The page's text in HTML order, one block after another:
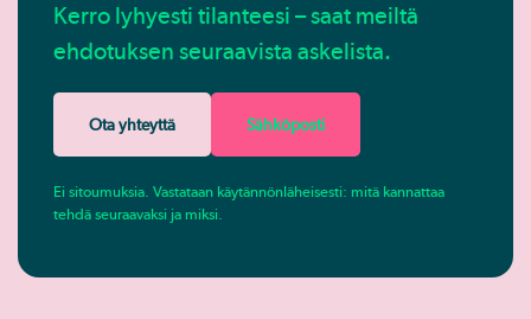
Kerro lyhyesti tilanteesi – saat meiltä
ehdotuksen seuraavista askelista.
Ota yhteyttä Sähköposti
Ei sitoumuksia. Vastataan käytännönläheisesti: mitä kannattaa
tehdä seuraavaksi ja miksi.